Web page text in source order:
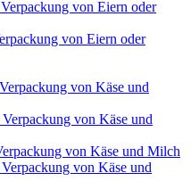
von Eiern oder
von Eiern oder
von Käse und
von Käse und
von Käse und Milch
von Käse und